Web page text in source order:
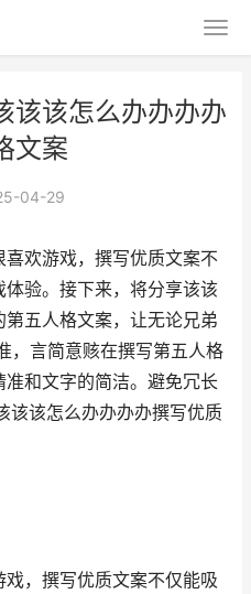
该该怎么办办办办
文案
04-29
欢游戏，撰写优质文案不
验。接下来，将分享该该
五人格文案，让无论兄弟
，言简意赅在撰写第五人格
和文字的简洁。避免冗长
该该怎么办办办办撰写优质
，撰写优质文案不仅能吸